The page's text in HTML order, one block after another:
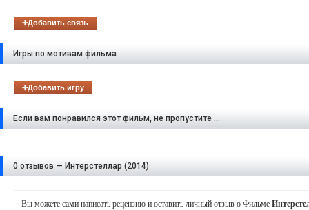
➕Добавить связь
Игры по мотивам фильма
➕Добавить игру
Если вам понравился этот фильм, не пропустите ...
0 отзывов — Интерстеллар (2014)
Вы можете сами написать рецензию и оставить личный отзыв о Фильме